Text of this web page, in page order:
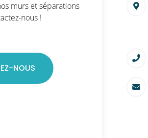
murs et séparations
nous !
NOUS